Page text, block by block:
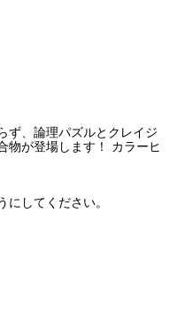
ず、論理パズルとクレイジ
物が登場します！ カラーヒ
にしてください。